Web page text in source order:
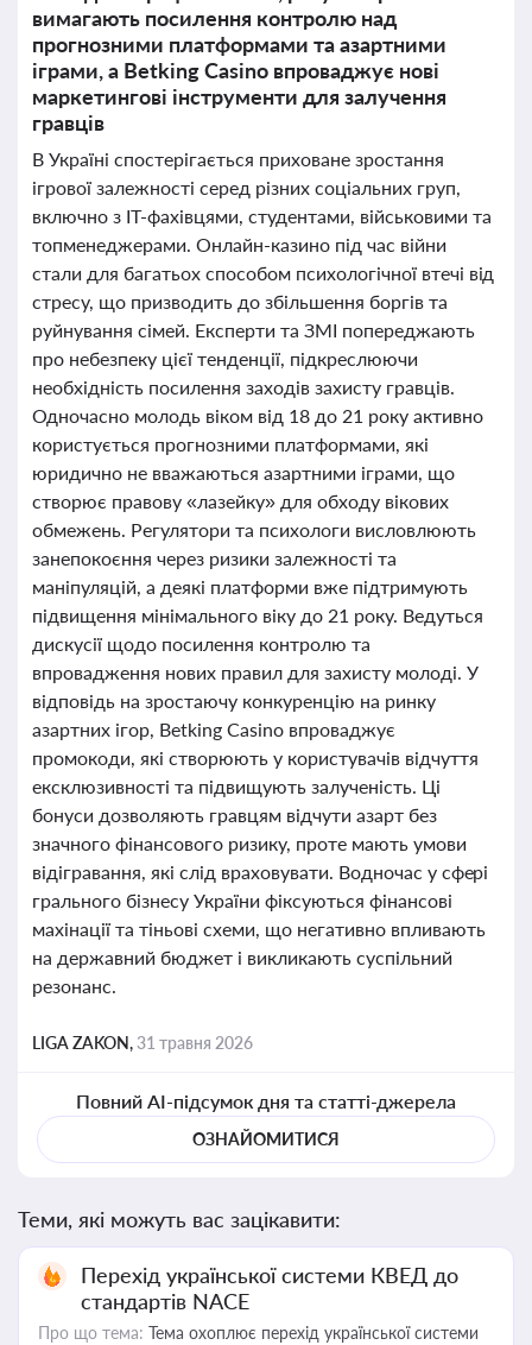
вимагають посилення контролю над
прогнозними платформами та азартними
іграми, а Betking Casino впроваджує нові
маркетингові інструменти для залучення
гравців
В Україні спостерігається приховане зростання
ігрової залежності серед різних соціальних груп,
включно з IT-фахівцями, студентами, військовими та
топменеджерами. Онлайн-казино під час війни
стали для багатьох способом психологічної втечі від
стресу, що призводить до збільшення боргів та
руйнування сімей. Експерти та ЗМІ попереджають
про небезпеку цієї тенденції, підкреслюючи
необхідність посилення заходів захисту гравців.
Одночасно молодь віком від 18 до 21 року активно
користується прогнозними платформами, які
юридично не вважаються азартними іграми, що
створює правову «лазейку» для обходу вікових
обмежень. Регулятори та психологи висловлюють
занепокоєння через ризики залежності та
маніпуляцій, а деякі платформи вже підтримують
підвищення мінімального віку до 21 року. Ведуться
дискусії щодо посилення контролю та
впровадження нових правил для захисту молоді. У
відповідь на зростаючу конкуренцію на ринку
азартних ігор, Betking Casino впроваджує
промокоди, які створюють у користувачів відчуття
ексклюзивності та підвищують залученість. Ці
бонуси дозволяють гравцям відчути азарт без
значного фінансового ризику, проте мають умови
відігравання, які слід враховувати. Водночас у сфері
грального бізнесу України фіксуються фінансові
махінації та тіньові схеми, що негативно впливають
на державний бюджет і викликають суспільний
резонанс.
LIGA ZAKON,31 травня 2026
Повний AI-підсумок дня та статті-джерела
ОЗНАЙОМИТИСЯ
Теми, які можуть вас зацікавити:
Перехід української системи КВЕД до
стандартів NACE
Про що тема: Тема охоплює перехід української системи